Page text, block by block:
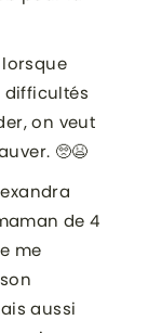
difficultés
on veut
🥺😫
de 4
me
aussi